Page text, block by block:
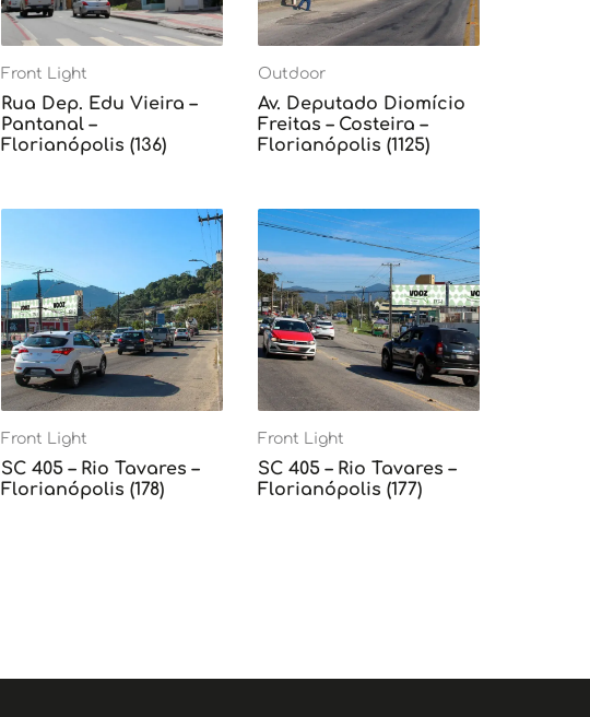
Front Light
Rua Dep. Edu Vieira –
Pantanal –
Florianópolis (136)
Outdoor
Av. Deputado Diomício
Freitas – Costeira –
Florianópolis (1125)
Front Light
SC 405 – Rio Tavares –
Florianópolis (178)
Front Light
SC 405 – Rio Tavares –
Florianópolis (177)